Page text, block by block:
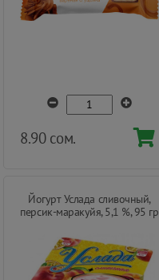
8.90 сом.
Йогурт Услада сливочный,
персик-маракуйя, 5,1 %, 95 гр